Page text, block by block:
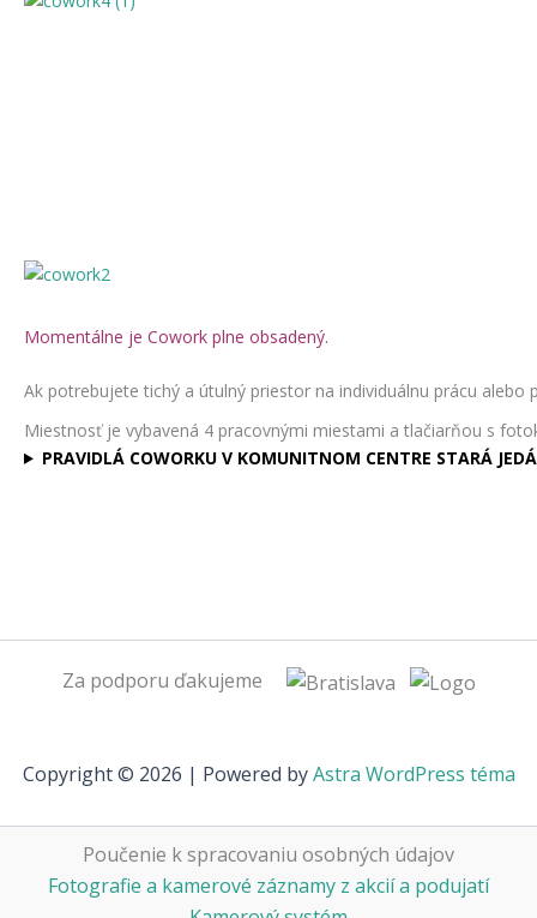
Momentálne je Cowork plne obsadený.
Ak potrebujete tichý a útulný priestor na individuálnu prácu
Miestnosť je vybavená 4 pracovnými miestami a tlačiarňou s
PRAVIDLÁ COWORKU V KOMUNITNOM CENTRE STARÁ
Za podporu ďakujeme
Copyright © 2026 | Powered byAstra WordPress téma
Poučenie k spracovaniu osobných údajov
Fotografie a kamerové záznamy z akcií a podujatí